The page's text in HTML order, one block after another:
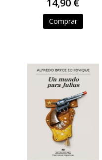
14,90 €
Comprar